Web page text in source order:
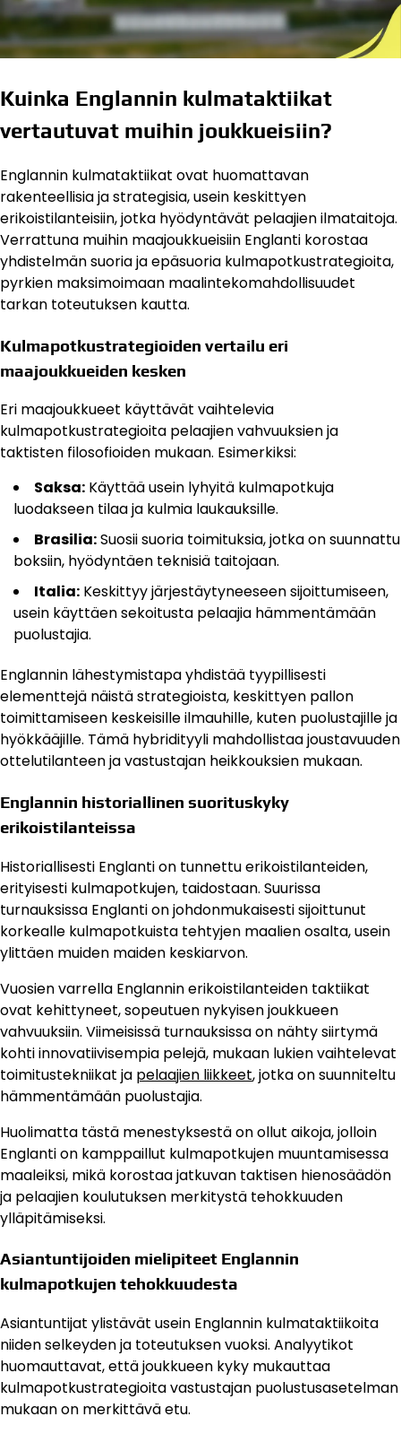
Kuinka Englannin kulmataktiikat
vertautuvat muihin joukkueisiin?
Englannin kulmataktiikat ovat huomattavan
rakenteellisia ja strategisia, usein keskittyen
erikoistilanteisiin, jotka hyödyntävät pelaajien ilmataitoja.
Verrattuna muihin maajoukkueisiin Englanti korostaa
yhdistelmän suoria ja epäsuoria kulmapotkustrategioita,
pyrkien maksimoimaan maalintekomahdollisuudet
tarkan toteutuksen kautta.
Kulmapotkustrategioiden vertailu eri
maajoukkueiden kesken
Eri maajoukkueet käyttävät vaihtelevia
kulmapotkustrategioita pelaajien vahvuuksien ja
taktisten filosofioiden mukaan. Esimerkiksi:
Saksa: Käyttää usein lyhyitä kulmapotkuja
luodakseen tilaa ja kulmia laukauksille.
Brasilia:Suosii suoria toimituksia, jotka on suunnattu
boksiin, hyödyntäen teknisiä taitojaan.
Italia: Keskittyy järjestäytyneeseen sijoittumiseen,
usein käyttäen sekoitusta pelaajia hämmentämään
puolustajia.
Englannin lähestymistapa yhdistää tyypillisesti
elementtejä näistä strategioista, keskittyen pallon
toimittamiseen keskeisille ilmauhille, kuten puolustajille ja
hyökkääjille. Tämä hybridityyli mahdollistaa joustavuuden
ottelutilanteen ja vastustajan heikkouksien mukaan.
Englannin historiallinen suorituskyky
erikoistilanteissa
Historiallisesti Englanti on tunnettu erikoistilanteiden,
erityisesti kulmapotkujen, taidostaan. Suurissa
turnauksissa Englanti on johdonmukaisesti sijoittunut
korkealle kulmapotkuista tehtyjen maalien osalta, usein
ylittäen muiden maiden keskiarvon.
Vuosien varrella Englannin erikoistilanteiden taktiikat
ovat kehittyneet, sopeutuen nykyisen joukkueen
vahvuuksiin. Viimeisissä turnauksissa on nähty siirtymä
kohti innovatiivisempia pelejä, mukaan lukien vaihtelevat
toimitustekniikat ja pelaajien liikkeet, jotka on suunniteltu
hämmentämään puolustajia.
Huolimatta tästä menestyksestä on ollut aikoja, jolloin
Englanti on kamppaillut kulmapotkujen muuntamisessa
maaleiksi, mikä korostaa jatkuvan taktisen hienosäädön
ja pelaajien koulutuksen merkitystä tehokkuuden
ylläpitämiseksi.
Asiantuntijoiden mielipiteet Englannin
kulmapotkujen tehokkuudesta
Asiantuntijat ylistävät usein Englannin kulmataktiikoita
niiden selkeyden ja toteutuksen vuoksi. Analyytikot
huomauttavat, että joukkueen kyky mukauttaa
kulmapotkustrategioita vastustajan puolustusasetelman
mukaan on merkittävä etu.